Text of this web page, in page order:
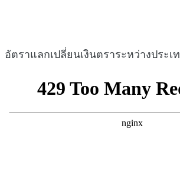
อัตราแลกเปลี่ยนเงินตราระหว่างประเ